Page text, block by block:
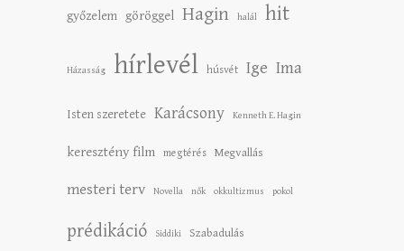
győzelem göröggel Hagin halál hit
Házasság hírlevél húsvét Ige Ima
Isten szeretete Karácsony Kenneth E. Hagin
keresztény film megtérés Megvallás
mesteri terv Novella nők okkultizmus pokol
prédikáció Siddiki Szabadulás